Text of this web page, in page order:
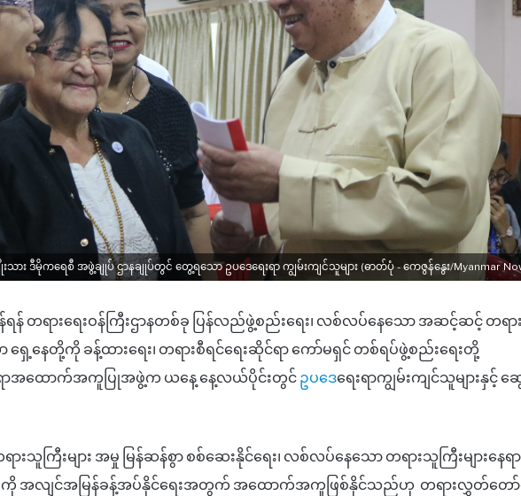
သား ဒီမိုကရေစီ အဖွဲ့ချုပ် ဌာနချုပ်တွင် တွေ့ရသော ဥပဒေရေးရာ ကျွမ်းကျင်သူများ (ဓာတ်ပုံ - ကေဇွန်နွေး/Myanmar
န်ရန် တရားရေးဝန်ကြီးဌာနတစ်ခု ပြန်လည်ဖွဲ့စည်းရေး၊ လစ်လပ်နေသော အဆင့်ဆင့် တရာ
ေ့နေတို့ကို ခန့်ထားရေး၊ တရားစီရင်ရေးဆိုင်ရာ ကော်မရှင် တစ်ရပ်ဖွဲ့စည်းရေးတို့
ာအထောက်အကူပြုအဖွဲ့က ယနေ့ နေ့လယ်ပိုင်းတွင် ဥပဒေရေးရာကျွမ်းကျင်သူများနှင့် ဆွ
ကြီးများ အမှု မြန်ဆန်စွာ စစ်ဆေးနိုင်ရေး၊ လစ်လပ်နေသော တရားသူကြီးများနေရ
းကို အလျင်အမြန်ခန့်အပ်နိုင်ရေးအတွက် အထောက်အကူဖြစ်နိုင်သည်ဟု တရားလွှတ်တော်